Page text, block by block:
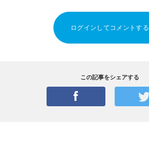
ログインしてコメントする
この記事をシェアする